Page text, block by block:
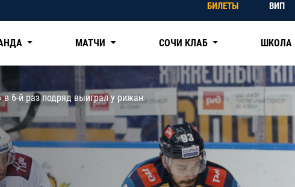
Трактор
Дивизион Чернышева
Авангард
Адмирал
КХЛ
БИЛЕТЫ ВИП
МАТЧИ СОЧИ КЛАБ ШКОЛА
в 6-й раз подряд выиграл у рижан